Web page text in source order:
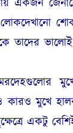
একজন
তাদের
কারও মুখে
একটু